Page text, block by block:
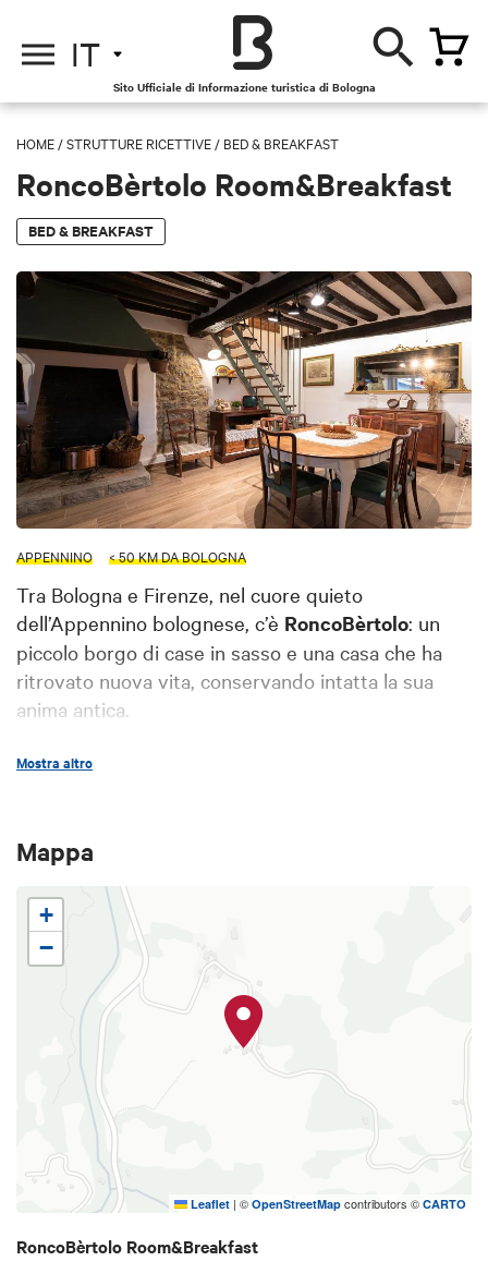
IT
Sito Ufficiale di Informazione turistica di Bologna
HOME /STRUTTURE RICETTIVE / BED & BREAKFAST
RoncoBèrtolo Room&Breakfast
BED & BREAKFAST
APPENNINO < 50 KM DA BOLOGNA
Tra Bologna e Firenze, nel cuore quieto
dell’Appennino bolognese, c’è RoncoBèrtolo: un
piccolo borgo di case in sasso e una casa che ha
ritrovato nuova vita, conservando intatta la sua
anima antica.
comodo alla Fondovalle Savena, a 30 km da
Un luogo facilmente raggiungibile ma lontano dal
rumore, perfetto per ritrovare calma e ispirazione.
Mostra altro
Mappa
+
−
Leaflet | © OpenStreetMap contributors © CARTO
RoncoBèrtolo Room&Breakfast